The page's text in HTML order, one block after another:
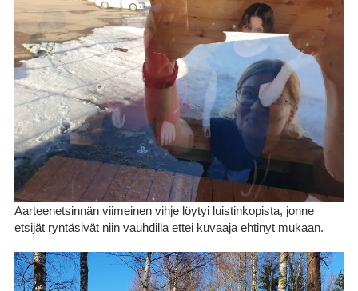
Aarteenetsinnän viimeinen vihje löytyi luistinkopista, jonne
etsijät ryntäsivät niin vauhdilla ettei kuvaaja ehtinyt mukaan.